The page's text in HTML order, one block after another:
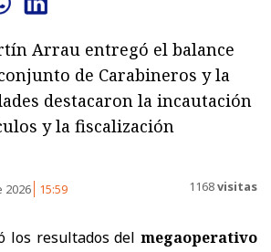
Arrau entregó el balance
de Carabineros y la
destacaron la incautación
y la fiscalización
2026 15:59 1168visitas
los resultados del megaoperativo